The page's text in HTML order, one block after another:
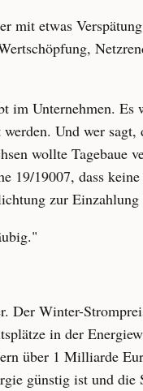
mit etwas
Unternehmen.
Und wer sagt,
wollte Tagebaue
19/19007, dass
zur
Der Winter-
in der
über 1 Milliarde
günstig ist und die